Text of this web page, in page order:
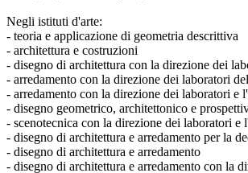
Negli istituti d'arte:
- teoria e applicazione di geometria descrittiva
- architettura e costruzioni
- disegno di architettura con la direzione dei
- arredamento con la direzione dei laboratori
- arredamento con la direzione dei laboratori e
- disegno geometrico, architettonico e
- scenotecnica con la direzione dei laboratori
- disegno di architettura e arredamento per la
- disegno di architettura e arredamento
- disegno di architettura e arredamento con la